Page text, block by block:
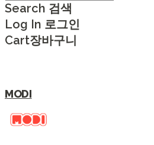
Search 검색
Log In 로그인
Cart장바구니
MODI